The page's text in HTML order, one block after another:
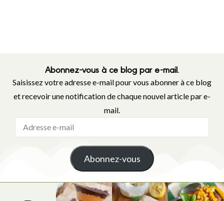
Abonnez-vous à ce blog par e-mail.
Saisissez votre adresse e-mail pour vous abonner à ce blog
et recevoir une notification de chaque nouvel article par e-
mail.
Abonnez-vous